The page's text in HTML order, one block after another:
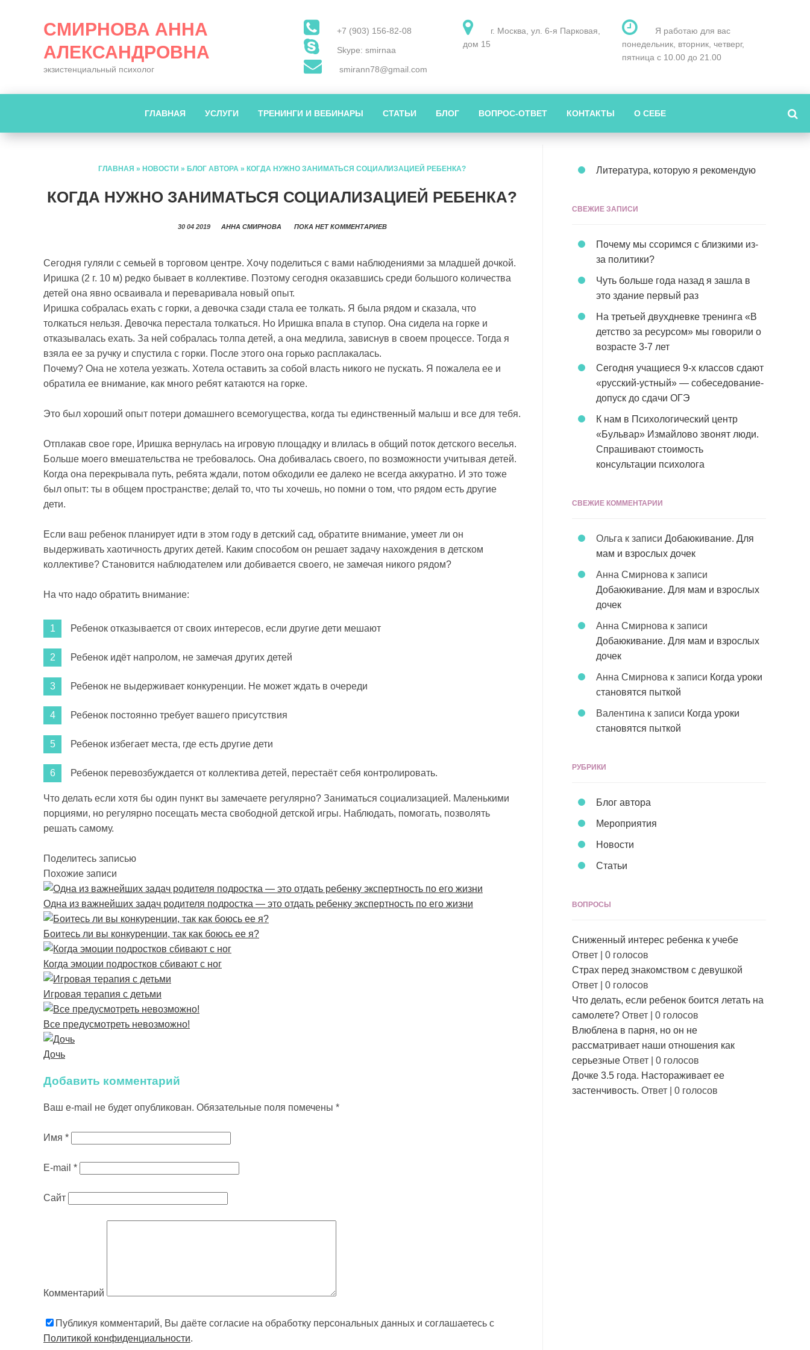
СМИРНОВА АННА
АЛЕКСАНДРОВНА
экзистенциальный психолог
Я работаю для вас
понедельник, вторник, четверг,
пятница с 10.00 до 21.00
г. Москва, ул. 6-я Парковая,
дом 15
+7 (903) 156-82-08
Skype: smirnaa
smirann78@gmail.com
ГЛАВНАЯ УСЛУГИ ТРЕНИНГИ И ВЕБИНАРЫ СТАТЬИ БЛОГ ВОПРОС-ОТВЕТ КОНТАКТЫ О СЕБЕ
ГЛАВНАЯ » НОВОСТИ » БЛОГ АВТОРА » КОГДА НУЖНО ЗАНИМАТЬСЯ СОЦИАЛИЗАЦИЕЙ РЕБЕНКА?
КОГДА НУЖНО ЗАНИМАТЬСЯ СОЦИАЛИЗАЦИЕЙ РЕБЕНКА?
30 04 2019 АННА СМИРНОВА ПОКА НЕТ КОММЕНТАРИЕВ
Сегодня гуляли с семьей в торговом центре. Хочу поделиться с вами наблюдениями за младшей дочкой.
Иришка (2 г. 10 м) редко бывает в коллективе. Поэтому сегодня оказавшись среди большого количества
детей она явно осваивала и переваривала новый опыт.
Иришка собралась ехать с горки, а девочка сзади стала ее толкать. Я была рядом и сказала, что
толкаться нельзя. Девочка перестала толкаться. Но Иришка впала в ступор. Она сидела на горке и
отказывалась ехать. За ней собралась толпа детей, а она медлила, зависнув в своем процессе. Тогда я
взяла ее за ручку и спустила с горки. После этого она горько расплакалась.
Почему? Она не хотела уезжать. Хотела оставить за собой власть никого не пускать. Я пожалела ее и
обратила ее внимание, как много ребят катаются на горке.
Это был хороший опыт потери домашнего всемогущества, когда ты единственный малыш и все для тебя.
Отплакав свое горе, Иришка вернулась на игровую площадку и влилась в общий поток детского веселья.
Больше моего вмешательства не требовалось. Она добивалась своего, по возможности учитывая детей.
Когда она перекрывала путь, ребята ждали, потом обходили ее далеко не всегда аккуратно. И это тоже
был опыт: ты в общем пространстве; делай то, что ты хочешь, но помни о том, что рядом есть другие
дети.
Если ваш ребенок планирует идти в этом году в детский сад, обратите внимание, умеет ли он
выдерживать хаотичность других детей. Каким способом он решает задачу нахождения в детском
коллективе? Становится наблюдателем или добивается своего, не замечая никого рядом?
На что надо обратить внимание:
Ребенок отказывается от своих интересов, если другие дети мешают
Ребенок идёт напролом, не замечая других детей
Ребенок не выдерживает конкуренции. Не может ждать в очереди
Ребенок постоянно требует вашего присутствия
Ребенок избегает места, где есть другие дети
Ребенок перевозбуждается от коллектива детей, перестаёт себя контролировать.
Что делать если хотя бы один пункт вы замечаете регулярно? Заниматься социализацией. Маленькими
порциями, но регулярно посещать места свободной детской игры. Наблюдать, помогать, позволять
решать самому.
Поделитесь записью
Похожие записи
Одна из важнейших задач родителя подростка — это отдать ребенку экспертность по его жизни
Боитесь ли вы конкуренции, так как боюсь ее я?
Когда эмоции подростков сбивают с ног
Игровая терапия с детьми
Все предусмотреть невозможно!
Дочь
Добавить комментарий
Ваш e-mail не будет опубликован. Обязательные поля помечены *
Имя *
E-mail *
Сайт
Комментарий
Публикуя комментарий, Вы даёте согласие на обработку персональных данных и соглашаетесь с
Политикой конфиденциальности.
Литература, которую я рекомендую
СВЕЖИЕ ЗАПИСИ
Почему мы ссоримся с близкими из-
за политики?
Чуть больше года назад я зашла в
это здание первый раз
На третьей двухдневке тренинга «В
детство за ресурсом» мы говорили о
возрасте 3-7 лет
Сегодня учащиеся 9-х классов сдают
«русский-устный» — собеседование-
допуск до сдачи ОГЭ
К нам в Психологический центр
«Бульвар» Измайлово звонят люди.
Спрашивают стоимость
консультации психолога
СВЕЖИЕ КОММЕНТАРИИ
Ольга к записи Добаюкивание. Для
мам и взрослых дочек
Анна Смирнова к записи
Добаюкивание. Для мам и взрослых
дочек
Анна Смирнова к записи
Добаюкивание. Для мам и взрослых
дочек
Анна Смирнова к записи Когда уроки
становятся пыткой
Валентина к записи Когда уроки
становятся пыткой
РУБРИКИ
Блог автора
Мероприятия
Новости
Статьи
ВОПРОСЫ
Сниженный интерес ребенка к учебе
Ответ
0 голосов
Страх перед знакомством с девушкой
Ответ
0 голосов
Что делать, если ребенок боится летать на
самолете? Ответ
0 голосов
Влюблена в парня, но он не
рассматривает наши отношения как
серьезные Ответ
0 голосов
Дочке 3.5 года. Настораживает ее
застенчивость. Ответ 0 голосов